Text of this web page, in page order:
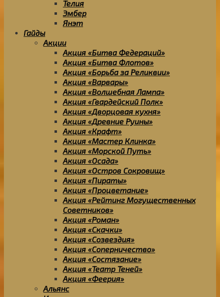
Телия
Эмбер
Янэт
Гайды
Акции
Акция «Битва Федераций»
Акция «Битва Флотов»
Акция «Борьба за Реликвии»
Акция «Варвары»
Акция «Волшебная Лампа»
Акция «Гвардейский Полк»
Акция «Дворцовая кухня»
Акция «Древние Руины»
Акция «Крафт»
Акция «Мастер Клинка»
Акция «Морской Путь»
Акция «Осада»
Акция «Остров Сокровищ»
Акция «Пираты»
Акция «Процветание»
Акция «Рейтинг Могущественных
Советников»
Акция «Роман»
Акция «Скачки»
Акция «Созвездия»
Акция «Соперничество»
Акция «Состязание»
Акция «Театр Теней»
Акция «Феерия»
Альянс